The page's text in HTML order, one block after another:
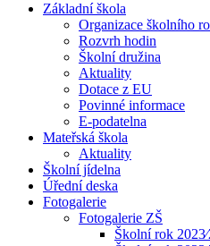
Základní škola
Organizace školního
Rozvrh hodin
Školní družina
Aktuality
Dotace z EU
Povinné informace
E-podatelna
Mateřská škola
Aktuality
Školní jídelna
Úřední deska
Fotogalerie
Fotogalerie ZŠ
Školní rok